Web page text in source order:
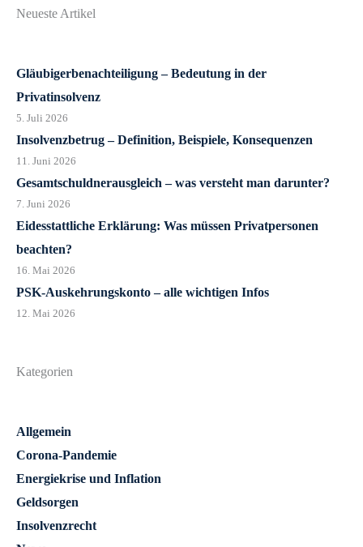
Neueste Artikel
Gläubigerbenachteiligung – Bedeutung in der
Privatinsolvenz
5. Juli 2026
Insolvenzbetrug – Definition, Beispiele, Konsequenzen
11. Juni 2026
Gesamtschuldnerausgleich – was versteht man darunter?
7. Juni 2026
Eidesstattliche Erklärung: Was müssen Privatpersonen
beachten?
16. Mai 2026
PSK-Auskehrungskonto – alle wichtigen Infos
12. Mai 2026
Kategorien
Allgemein
Corona-Pandemie
Energiekrise und Inflation
Geldsorgen
Insolvenzrecht